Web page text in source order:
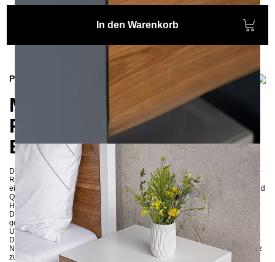
In den Warenkorb
Produktinformationen
Moderner Nachttisch
RAMUS aus Stahl und
Eichenholz
Dank hochwertiger Materialien und sorgfältiger Fertigung ist der Nachttisch
RAMUS nicht nur schön, sondern auch äußerst langlebig und solide. Es ist
eine ausgezeichnete Wahl für diejenigen, die Wert auf Funktionalität, Stil und
Qualität legen. Der Nachttisch wird aus Stahlblech und Eichenholz in
Handarbeit gefertigt und anschließend pulverbeschichtet.
Die Schubladenfront gibt es entweder mit natürlicher Baumkante oder mit
gerader Kante. Die natürliche Baumkante macht jedes Nachttisch zu einem
Unikat. Bitte beachte, dass bei jedem Exemplar die Kante anders ausfällt.
Die Front wird aus einem einzigen Stück Holz gefertigt. Wenn Sie zwei
Nachttische bestellen, versuchen wir die Fronten aus denselbem Stück Holz
zu fertigen.